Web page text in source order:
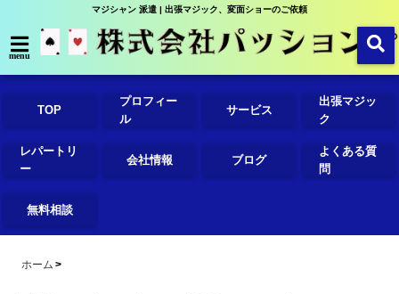
マジシャン 派遣 | 出張マジック、変面ショーのご依頼
menu
TOP
プロフィー
ル
サービス
出張マジッ
ク
レパートリ
ー
会社情報 ブログ
よくある質
問
無料相談
ホーム